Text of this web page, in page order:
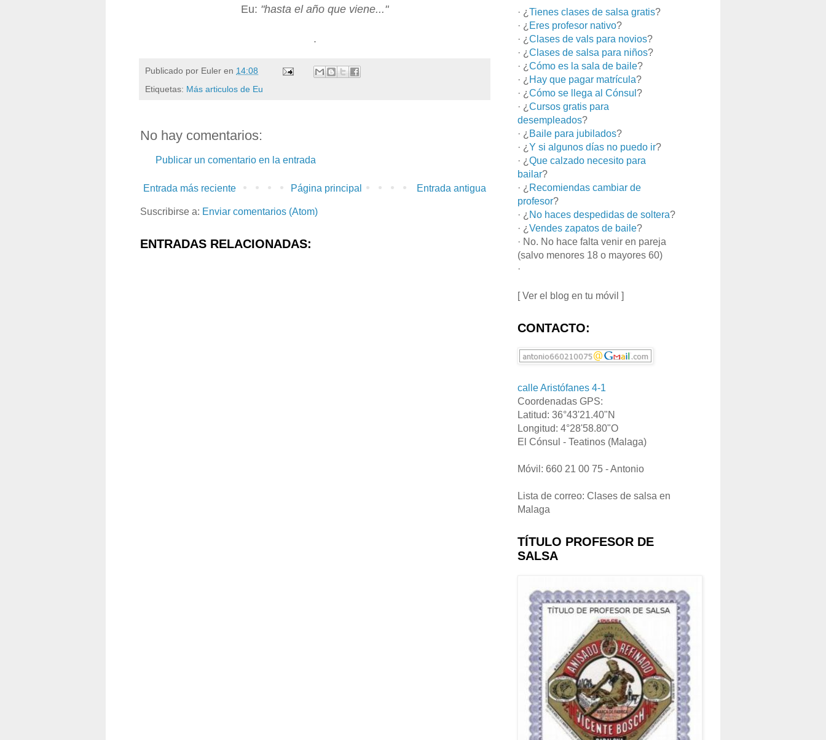
Eu: "hasta el año que viene..."
.
Publicado por Euler en 14:08
Etiquetas: Más articulos de Eu
No hay comentarios:
Publicar un comentario en la entrada
Entrada más reciente Entrada antigua
Página principal
Suscribirse a: Enviar comentarios (Atom)
ENTRADAS RELACIONADAS:
· ¿ Tienes clases de salsa gratis?
· ¿ Eres profesor nativo?
· ¿ Clases de vals para novios?
· ¿ Clases de salsa para niños?
· ¿ Cómo es la sala de baile?
· ¿ Hay que pagar matrícula?
· ¿ Cómo se llega al Cónsul ?
· ¿ Cursos gratis para
desempleados?
· ¿ Baile para jubilados?
· ¿ Y si algunos días no puedo ir?
· ¿ Que calzado necesito para
bailar?
· ¿ Recomiendas cambiar de
profesor?
· ¿ No haces despedidas de soltera?
· ¿ Vendes zapatos de baile?
· No. No hace falta venir en pareja
(salvo menores 18 o mayores 60)
·
[ Ver el blog en tu móvil ]
CONTACTO:
calle Aristófanes 4-1
Coordenadas GPS:
Latitud: 36°43'21.40"N
Longitud: 4°28'58.80"O
El Cónsul - Teatinos (Malaga)
Móvil: 660 21 00 75 - Antonio
Lista de correo: Clases de salsa en
Malaga
TÍTULO PROFESOR DE
SALSA